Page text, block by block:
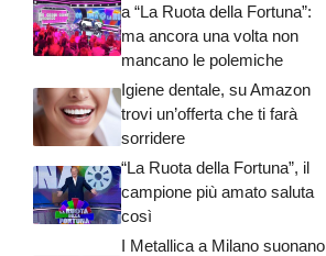
a “La Ruota della Fortuna”:
ma ancora una volta non
mancano le polemiche
Igiene dentale, su Amazon
trovi un’offerta che ti farà
sorridere
“La Ruota della Fortuna”, il
campione più amato saluta
così
I Metallica a Milano suonano